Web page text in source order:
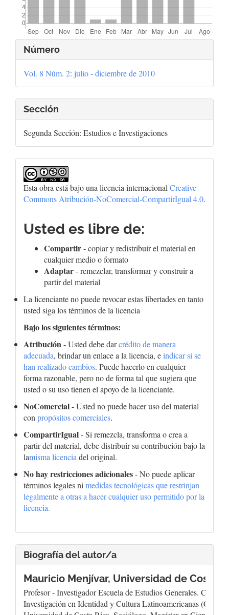
Detalles
del
artículo
Número
Vol. 8 Núm. 2: julio - diciembre de 2010
Sección
Segunda Sección: Estudios e Investigaciones
Esta obra está bajo una licencia internacional Creative
Commons Atribución-NoComercial-CompartirIgual 4.0.
Usted es libre de:
Compartir- copiar y redistribuir el material en
cualquier medio o formato
Adaptar- remezclar, transformar y construir a
partir del material
La licenciante no puede revocar estas libertades en tanto
usted siga los términos de la licencia
Bajo los siguientes términos:
Atribución- Usted debe darcrédito de manera
adecuada, brindar un enlace a la licencia, eindicar si se
han realizado cambios. Puede hacerlo en cualquier
forma razonable, pero no de forma tal que sugiera que
usted o su uso tienen el apoyo de la licenciante.
NoComercial- Usted no puede hacer uso del material
con propósitos comerciales.
CompartirIgual- Si remezcla, transforma o crea a
partir del material, debe distribuir su contribución bajo la
lamisma licencia del original.
No hay restricciones adicionales- No puede aplicar
términos legales ni medidas tecnológicas que restrinjan
legalmente a otras a hacer cualquier uso permitido por la
licencia.
Biografía del autor/a
Mauricio Menjívar, Universidad de Costa
Profesor - Investigador Escuela de Estudios Generales. Centro
Investigación en Identidad y Cultura Latinoamericanas (Ciicla),